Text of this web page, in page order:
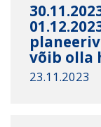
võib olla
23.11.2023